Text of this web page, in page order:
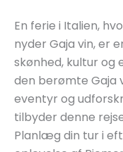
En ferie i Italien,
nyder Gaja vin, er
skønhed, kultur og
den berømte Gaja
eventyr og
tilbyder denne
Planlæg din tur i